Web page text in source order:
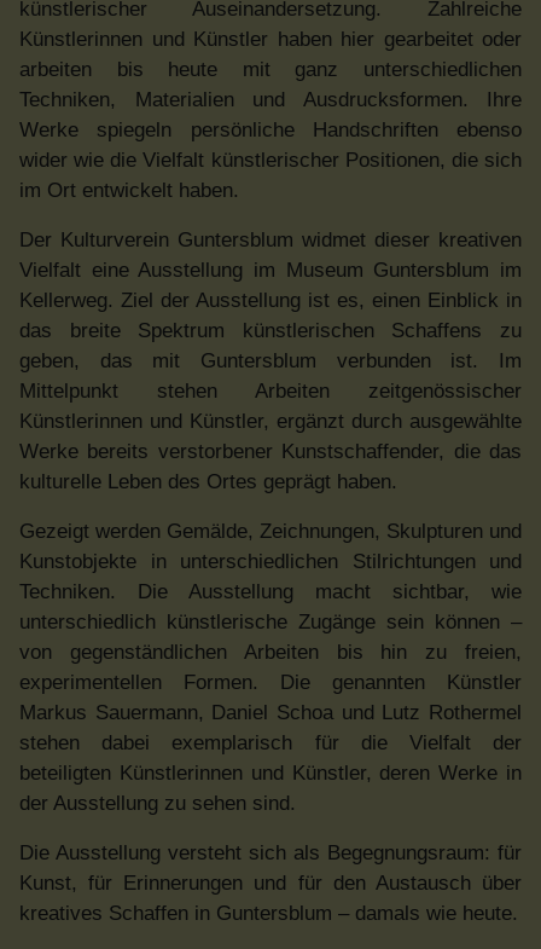
künstlerischer Auseinandersetzung. Zahlreiche
Künstlerinnen und Künstler haben hier gearbeitet oder
arbeiten bis heute mit ganz unterschiedlichen
Techniken, Materialien und Ausdrucksformen. Ihre
Werke spiegeln persönliche Handschriften ebenso
wider wie die Vielfalt künstlerischer Positionen, die sich
im Ort entwickelt haben.
Der Kulturverein Guntersblum widmet dieser kreativen
Vielfalt eine Ausstellung im Museum Guntersblum im
Kellerweg. Ziel der Ausstellung ist es, einen Einblick in
das breite Spektrum künstlerischen Schaffens zu
geben, das mit Guntersblum verbunden ist. Im
Mittelpunkt stehen Arbeiten zeitgenössischer
Künstlerinnen und Künstler, ergänzt durch ausgewählte
Werke bereits verstorbener Kunstschaffender, die das
kulturelle Leben des Ortes geprägt haben.
Gezeigt werden Gemälde, Zeichnungen, Skulpturen und
Kunstobjekte in unterschiedlichen Stilrichtungen und
Techniken. Die Ausstellung macht sichtbar, wie
unterschiedlich künstlerische Zugänge sein können –
von gegenständlichen Arbeiten bis hin zu freien,
experimentellen Formen. Die genannten Künstler
Markus Sauermann, Daniel Schoa und Lutz Rothermel
stehen dabei exemplarisch für die Vielfalt der
beteiligten Künstlerinnen und Künstler, deren Werke in
der Ausstellung zu sehen sind.
Die Ausstellung versteht sich als Begegnungsraum: für
Kunst, für Erinnerungen und für den Austausch über
kreatives Schaffen in Guntersblum – damals wie heute.